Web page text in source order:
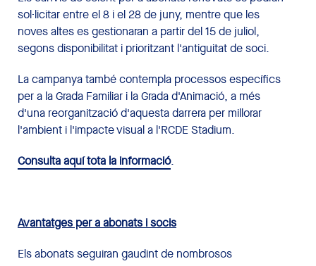
sol·licitar entre el 8 i el 28 de juny, mentre que les
noves altes es gestionaran a partir del 15 de juliol,
segons disponibilitat i prioritzant l'antiguitat de soci.
La campanya també contempla processos específics
per a la Grada Familiar i la Grada d'Animació, a més
d'una reorganització d'aquesta darrera per millorar
l'ambient i l'impacte visual a l'RCDE Stadium.
Consulta aquí tota la informació.
Avantatges per a abonats i socis
Els abonats seguiran gaudint de nombrosos